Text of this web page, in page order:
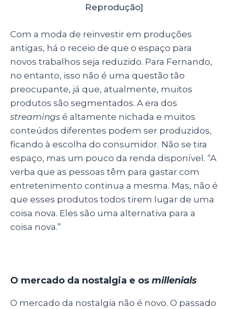
Reprodução]
Com a moda de reinvestir em produções
antigas, há o receio de que o espaço para
novos trabalhos seja reduzido. Para Fernando,
no entanto, isso não é uma questão tão
preocupante, já que, atualmente, muitos
produtos são segmentados. A era dos
streamings é altamente nichada e muitos
conteúdos diferentes podem ser produzidos,
ficando à escolha do consumidor. Não se tira
espaço, mas um pouco da renda disponível. “A
verba que as pessoas têm para gastar com
entretenimento continua a mesma. Mas, não é
que esses produtos todos tirem lugar de uma
coisa nova. Eles são uma alternativa para a
coisa nova.”
O mercado da nostalgia e os millenials
O mercado da nostalgia não é novo. O passado